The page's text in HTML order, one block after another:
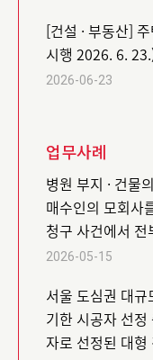
[건설 · 부동산]
시행 2026. 6.
2026-06-23
업무사례
병원 부지 · 건물
매수인의 모회사
청구 사건에서 전
2026-05-15
서울 도심권 대
기한 시공자 선
자로 선정된 대